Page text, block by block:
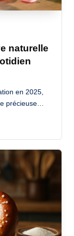
naturelle
en 2025,
précieuse…